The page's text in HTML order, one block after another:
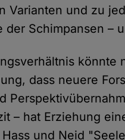
Varianten und zu
der Schimpansen –
dass neuere
– hat Erziehung
Hass und Neid